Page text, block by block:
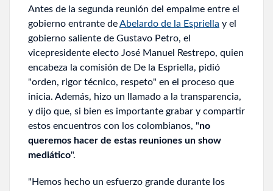
Antes de la segunda reunión del empalme entre el
gobierno entrante deAbelardo de la Espriella y el
gobierno saliente de Gustavo Petro, el
vicepresidente electo José Manuel Restrepo, quien
encabeza la comisión de De la Espriella, pidió
"orden, rigor técnico, respeto" en el proceso que
inicia. Además, hizo un llamado a la transparencia,
y dijo que, si bien es importante grabar y compartir
estos encuentros con los colombianos, "no
queremos hacer de estas reuniones un show
mediático".
"Hemos hecho un esfuerzo grande durante los